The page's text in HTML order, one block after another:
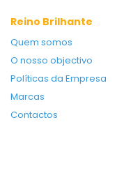
Reino Brilhante
Quem somos
O nosso objectivo
Políticas da Empresa
Marcas
Contactos